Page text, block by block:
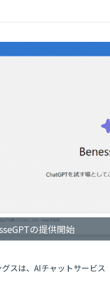
の提供開始
スは、AIチャットサービ